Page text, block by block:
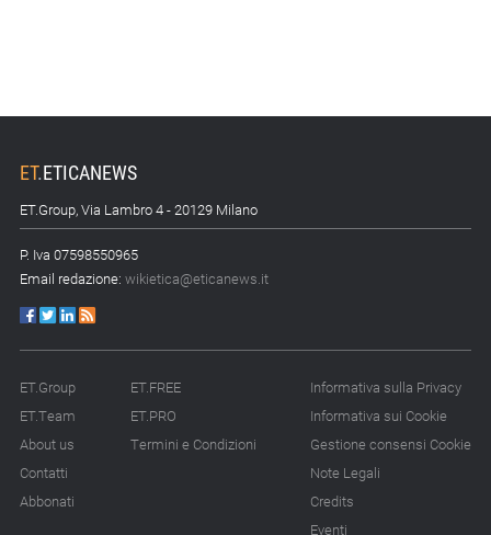
ET.ETICANEWS
ET.Group, Via Lambro 4 - 20129 Milano
P. Iva 07598550965
Email redazione: wikietica@eticanews.it
ET.Group
ET.Team
About us
Contatti
Abbonati
ET.FREE
ET.PRO
Termini e Condizioni
Informativa sulla Privacy
Informativa sui Cookie
Gestione consensi Cookie
Note Legali
Credits
Eventi